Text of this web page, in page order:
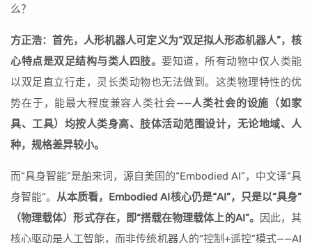
么？
方正浩：首先，人形机器人可定义为“双足拟人形态机器人”，核
心特点是双足结构与类人四肢。 要知道，所有动物中仅人类能
以双足直立行走，灵长类动物也无法做到。这类物理特性的优
势在于，能最大程度兼容人类社会——人类社会的设施（如家
具、工具）均按人类身高、肢体活动范围设计，无论地域、人
种，规格差异较小。
而“具身智能”是舶来词，源自美国的“Embodied AI”，中文译“具
身智能”。 从本质看，Embodied AI核心仍是“AI”，只是以“具身”
（物理载体）形式存在，即“搭载在物理载体上的AI”。
因此，其
核心驱动是人工智能，而非传统机器人的“控制+遥控”模式——AI